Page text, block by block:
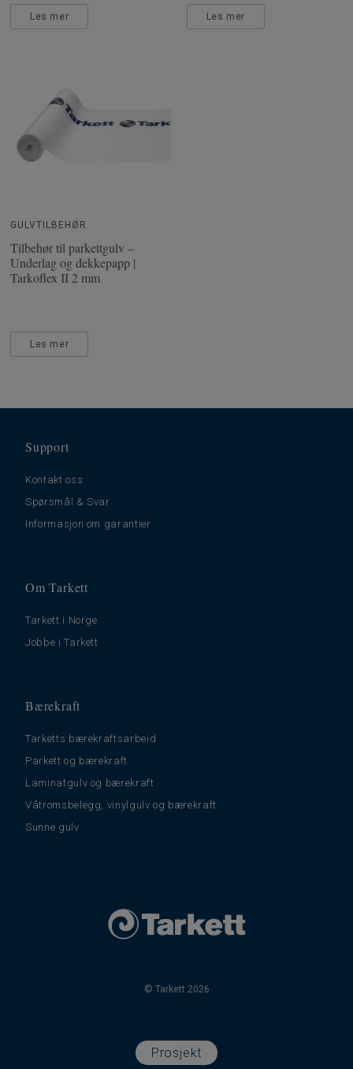
Les mer Les mer
GULVTILBEHØR
Tilbehør til parkettgulv –
Underlag og dekkepapp |
Tarkoflex II 2 mm
Les mer
Support
Kontakt oss
Spørsmål & Svar
Informasjon om garantier
Om Tarkett
Tarkett i Norge
Jobbe i Tarkett
Bærekraft
Tarketts bærekraftsarbeid
Parkett og bærekraft
Laminatgulv og bærekraft
Våtromsbelegg, vinylgulv og bærekraft
Sunne gulv
© Tarkett 2026
Prosjekt